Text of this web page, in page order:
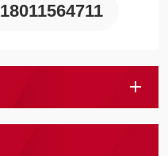
18011564711